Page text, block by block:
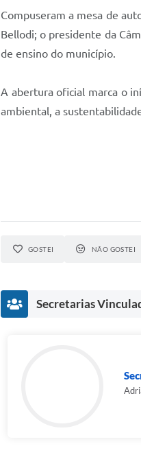
Compuseram a mesa de
Bellodi; o presidente da
de ensino do município.
A abertura oficial marca o
ambiental, a
GOSTEI NÃO GOSTEI
Secretarias